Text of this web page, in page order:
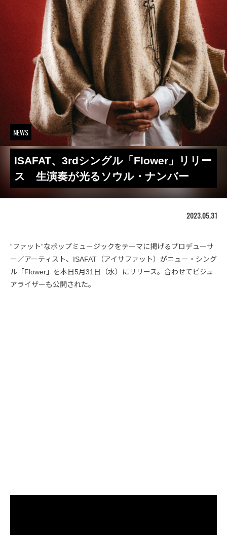
NEWS
ISAFAT、3rdシングル「Flower」リリー
ス 生演奏が光るソウル・ナンバー
2023.05.31
“ファット”なポップミュージックをテーマに掲げるプロデューサ
ー／アーティスト、ISAFAT（アイサファット）がニュー・シング
ル「Flower」を本日5月31日（水）にリリース。合わせてビジュ
アライザーも公開された。